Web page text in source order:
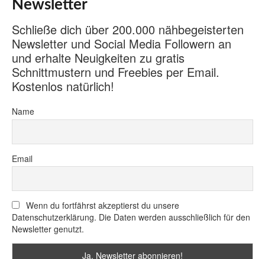
Newsletter
Schließe dich über 200.000 nähbegeisterten
Newsletter und Social Media Followern an
und erhalte Neuigkeiten zu gratis
Schnittmustern und Freebies per Email.
Kostenlos natürlich!
Name
Email
Wenn du fortfährst akzeptierst du unsere
Datenschutzerklärung. Die Daten werden ausschließlich für den
Newsletter genutzt.